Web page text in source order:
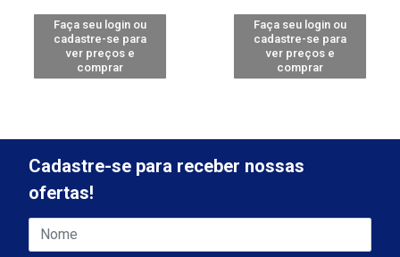
Faça seu login ou
cadastre-se para
ver preços e
comprar
Faça seu login ou
cadastre-se para
ver preços e
comprar
Cadastre-se para receber nossas
ofertas!